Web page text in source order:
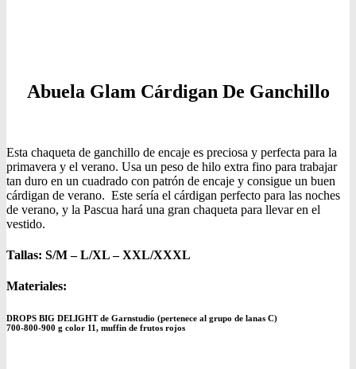
Abuela Glam Cárdigan De Ganchillo
Esta chaqueta de ganchillo de encaje es preciosa y perfecta para la
primavera y el verano. Usa un peso de hilo extra fino para trabajar
tan duro en un cuadrado con patrón de encaje y consigue un buen
cárdigan de verano. Este sería el cárdigan perfecto para las noches
de verano, y la Pascua hará una gran chaqueta para llevar en el
vestido.
Tallas: S/M – L/XL – XXL/XXXL
Materiales:
DROPS BIG DELIGHT de Garnstudio (pertenece al grupo de lanas C)
700-800-900 g color 11, muffin de frutos rojos